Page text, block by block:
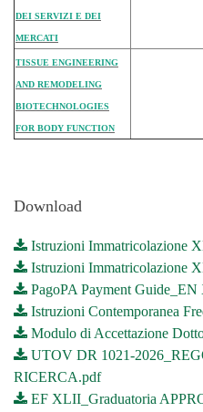
DEI SERVIZI E DEI
MERCATI
TISSUE ENGINEERING
AND REMODELING
BIOTECHNOLOGIES
FOR BODY FUNCTION
Download
Istruzioni Immatricolazione
Istruzioni Immatricolazione
PagoPA Payment
Istruzioni Contemporanea
Modulo di Accettazione
UTOV DR 1021-
RICERCA.pdf
EF XLII_Graduatoria